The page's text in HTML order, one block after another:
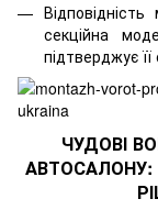
секційна
підтверджує
ЧУДОВІ
АВТОСАЛОНУ: